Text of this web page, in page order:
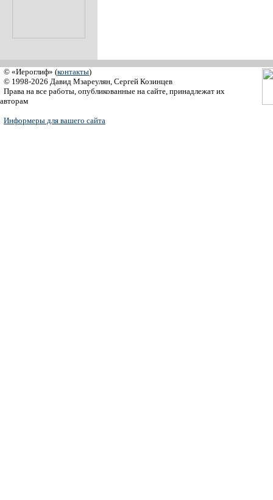
© «Иероглиф» (контакты)
© 1998-2026 Давид Мзареулян, Сергей Козинцев
Права на все работы, опубликованные на сайте, принадлежат их
авторам
Информеры для вашего сайта